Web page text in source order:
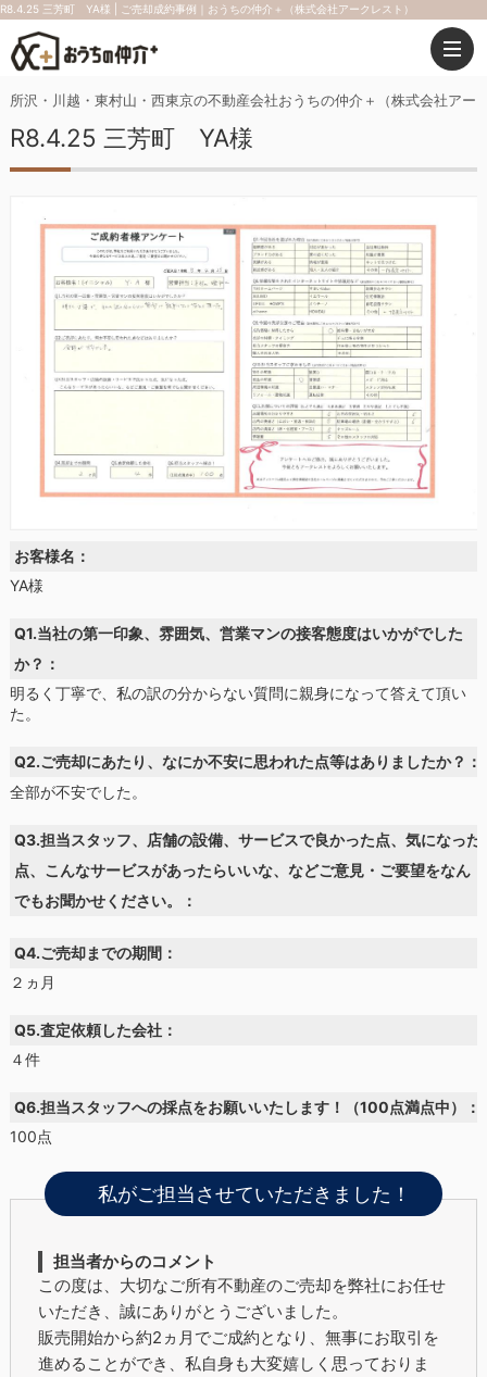
R8.4.25 三芳町 YA様 | ご売却成約事例｜おうちの仲介＋（株式会社アークレスト）
所沢・川越・東村山・西東京の不動産会社おうちの仲介＋（株式会社アー
R8.4.25 三芳町 YA様
お客様名：
YA様
Q1.当社の第一印象、雰囲気、営業マンの接客態度はいかがでした
か？：
明るく丁寧で、私の訳の分からない質問に親身になって答えて頂い
た。
Q2.ご売却にあたり、なにか不安に思われた点等はありましたか？：
全部が不安でした。
Q3.担当スタッフ、店舗の設備、サービスで良かった点、気になった
点、こんなサービスがあったらいいな、などご意見・ご要望をなん
でもお聞かせください。：
Q4.ご売却までの期間：
２ヵ月
Q5.査定依頼した会社：
４件
Q6.担当スタッフへの採点をお願いいたします！（100点満点中）：
100点
私がご担当させていただきました！
担当者からのコメント
この度は、大切なご所有不動産のご売却を弊社にお任せ
いただき、誠にありがとうございました。
販売開始から約2ヵ月でご成約となり、無事にお取引を
進めることができ、私自身も大変嬉しく思っておりま